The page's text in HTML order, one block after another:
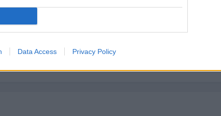
Data Access Privacy Policy